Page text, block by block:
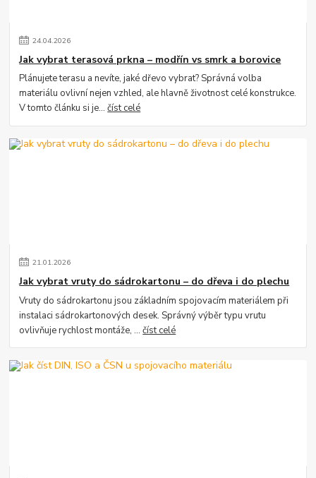
24.04.2026
Jak vybrat terasová prkna – modřín vs smrk a borovice
Plánujete terasu a nevíte, jaké dřevo vybrat? Správná volba
materiálu ovlivní nejen vzhled, ale hlavně životnost celé konstrukce.
V tomto článku si je...číst celé
21.01.2026
Jak vybrat vruty do sádrokartonu – do dřeva i do plechu
Vruty do sádrokartonu jsou základním spojovacím materiálem při
instalaci sádrokartonových desek. Správný výběr typu vrutu
ovlivňuje rychlost montáže, ...číst celé